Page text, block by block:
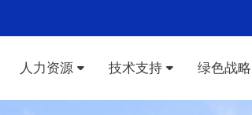
人力资源 技术支持 绿色战略